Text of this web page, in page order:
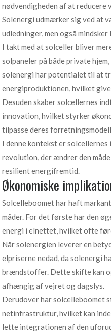
nødvendigheden af at
Solenergi udmærker sig ved at
udledninger, men også
I takt med at solceller bliver
solpaneler på både private
solenergi har potentialet til at
energiproduktionen, hvilket
Desuden skaber solcellernes
innovation, hvilket styrker
tilpasse deres
I denne kontekst er
revolution, der ændrer den
resilient energifremtid.
Økonomiske
Solcelleboomet har haft
måder. For det første har den
energi i elnettet, hvilket ofte
Når solenergien leverer en
elpriserne nedad, da solenergi
brændstoffer. Dette skifte kan
afhængig af vejret og dagslys.
Derudover har solcelleboomet
netinfrastruktur, hvilket kan
lette integrationen af den